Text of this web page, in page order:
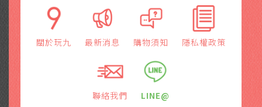
關於玩九 最新消息 購物須知 隱私權政策
聯絡我們 LINE@